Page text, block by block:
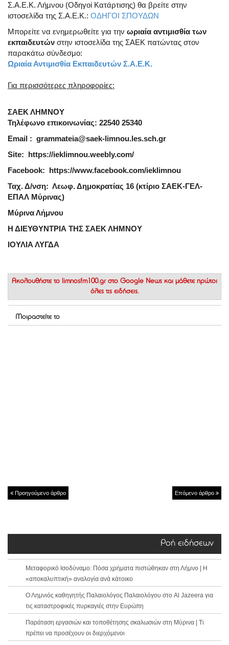
Σ.Α.Ε.Κ. Λήμνου (Οδηγοί Κατάρτισης) θα βρείτε στην
ιστοσελίδα της Σ.Α.Ε.Κ.: ΟΔΗΓΟΙ ΣΠΟΥΔΩΝ
Μπορείτε να ενημερωθείτε για την ωριαία αντιμισθία των
εκπαιδευτών στην ιστοσελίδα της ΣΑΕΚ πατώντας στον
παρακάτω σύνδεσμο:
Ωριαία Αντιμισθία Εκπαιδευτών Σ.Α.Ε.Κ.
Για περισσότερες πληροφορίες:
ΣΑΕΚ ΛΗΜΝΟΥ
Τηλέφωνο επικοινωνίας: 22540 25340
Email : grammateia@saek-limnou.les.sch.gr
Site: https://ieklimnou.weebly.com/
Facebook: https://www.facebook.com/ieklimnou
Ταχ. Δ/νση: Λεωφ. Δημοκρατίας 16 (κτίριο ΣΑΕΚ-ΓΕΛ-
ΕΠΑΛ Μύρινας)
Μύρινα Λήμνου
Η ΔΙΕΥΘΥΝΤΡΙΑ ΤΗΣ ΣΑΕΚ ΛΗΜΝΟΥ
ΙΟΥΛΙΑ ΛΥΓΔΑ
Ακολουθήστε το limnosfm100.gr στο Google News και μάθετε πρώτοι
όλες τις ειδήσεις.
Μοιραστείτε το
Προηγούμενο άρθρο Επόμενο άρθρο
Ροή ειδήσεων
Μεταφορικό Ισοδύναμο: Πόσα χρήματα πιστώθηκαν στη Λήμνο | Η
«αποκαλυπτική» αναλογία ανά κάτοικο
Ο Λημνιός καθηγητής Παλαιολόγος Παλαιολόγου στο Al Jazeera για
τις καταστροφικές πυρκαγιές στην Ευρώπη
Παράταση εργασιών και τοποθέτησης σκαλωσιών στη Μύρινα | Τι
πρέπει να προσέχουν οι διερχόμενοι